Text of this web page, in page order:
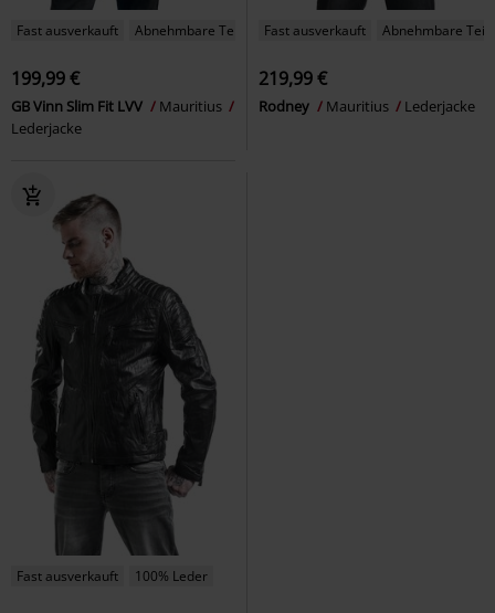
Fast ausverkauft Abnehmbare Teile
199,99 €
GB Vinn Slim Fit LVV
Mauritius
Lederjacke
Fast ausverkauft Abnehmbare Teile
219,99 €
Rodney Mauritius Lederjacke
Fast ausverkauft 100% Leder